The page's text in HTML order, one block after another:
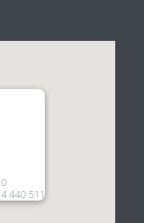
440 511